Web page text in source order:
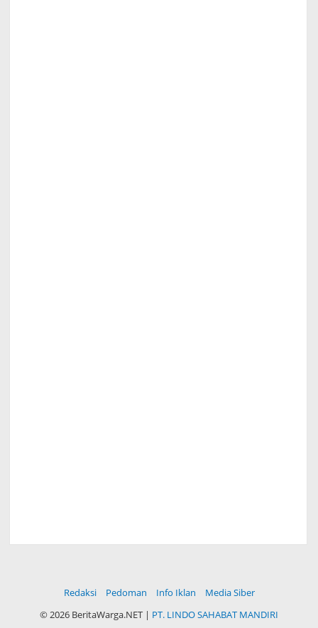
Redaksi Pedoman Info Iklan
Media Siber
©2026 BeritaWarga.NET | PT. LINDO SAHABAT MANDIRI